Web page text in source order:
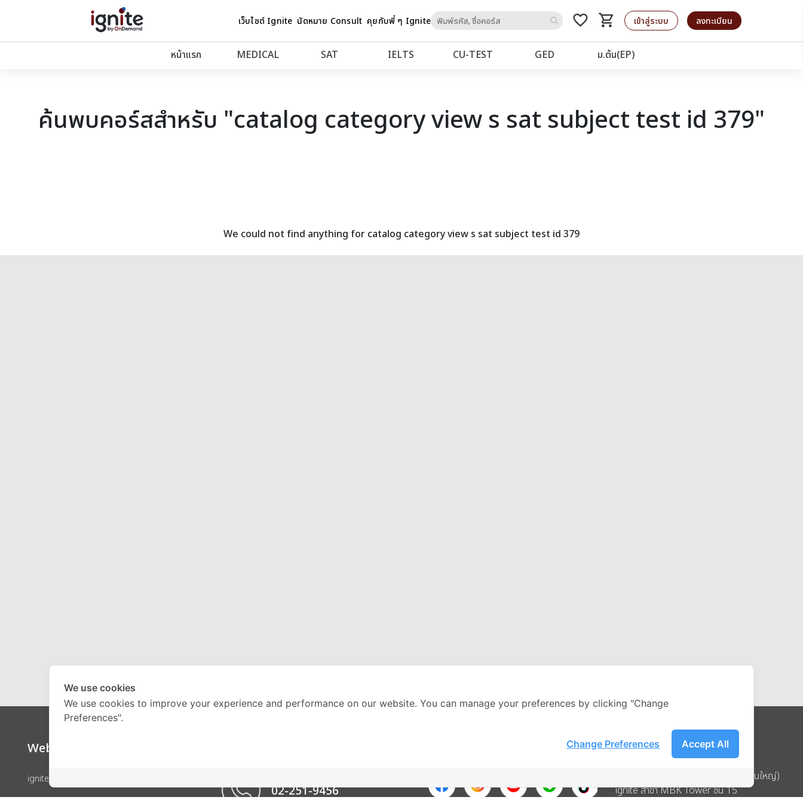
เว็บไซต์ Ignite นัดหมาย Consult คุยกับพี่ ๆ Igniteto
favorite_border shopping_cart
รถเข็น เข้าสู่ระบบ ลงทะเบียน
หน้าแรก MEDICAL SAT IELTS CU‑TEST GED ม.ต้น(EP)
ค้นพบคอร์สสำหรับ "catalog category view s sat subject test id 379"
We could not find anything for catalog category view s sat subject test id 379
Website
ignite by OnDemand
02-251-9456
Address
บริษัท อิกไนท์ เอ สตาร์ จำกัด (สำนักงานใหญ่)
ignite สาขา MBK Tower ชั้น 15
We use cookies
We use cookies to improve your experience and performance on our website. You can manage your preferences by clicking "Change
Preferences".
Accept All
Change Preferences